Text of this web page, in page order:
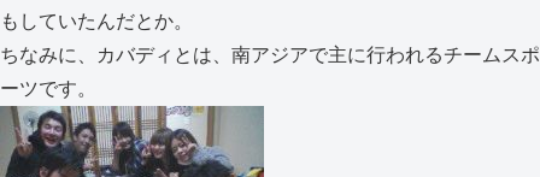
もしていたんだとか。
ちなみに、カバディとは、南アジアで主に行われるチームスポ
ーツです。